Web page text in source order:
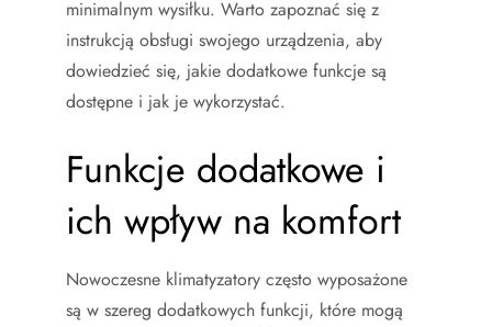
minimalnym wysiłku. Warto zapoznać się z
instrukcją obsługi swojego urządzenia, aby
dowiedzieć się, jakie dodatkowe funkcje są
dostępne i jak je wykorzystać.
Funkcje dodatkowe i
ich wpływ na komfort
Nowoczesne klimatyzatory często wyposażone
są w szereg dodatkowych funkcji, które mogą